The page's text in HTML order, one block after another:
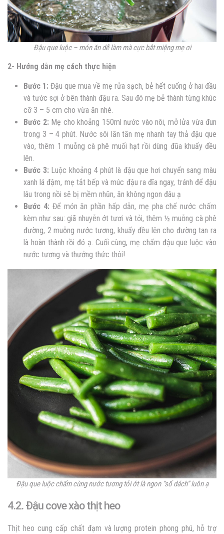
Đậu que luộc – món ăn dễ làm mà cực bắt miệng mẹ ơi
2- Hướng dẫn mẹ cách thực hiện
Bước 1: Đậu que mua về mẹ rửa sạch, bẻ hết cuống ở hai đầu
và tước sợi ở bên thành đậu ra. Sau đó mẹ bẻ thành từng khúc
cỡ 3 – 5 cm cho vừa ăn nhé.
Bước 2: Mẹ cho khoảng 150ml nước vào nôi, mở lửa vừa đun
trong 3 – 4 phút. Nước sôi lăn tăn mẹ nhanh tay thả đậu que
vào, thêm 1 muỗng cà phê muối hạt rồi dùng đũa khuấy đều
lên.
Bước 3: Luộc khoảng 4 phút là đậu que hơi chuyển sang màu
xanh lá đậm, mẹ tắt bếp và múc đậu ra đĩa ngay, tránh để đậu
lâu trong nồi sẽ bị mềm nhũn, ăn không ngon đâu ạ
Bước 4: Để món ăn phần hấp dẫn, mẹ pha chế nước chấm
kèm như sau: giã nhuyễn ớt tươi và tỏi, thêm ½ muỗng cà phê
đường, 2 muỗng nước tương, khuấy đều lên cho đường tan ra
là hoàn thành rồi đó ạ. Cuối cùng, mẹ chấm đậu que luộc vào
nước tương và thưởng thức thôi!
Đậu que luộc chấm cùng nước tương tỏi ớt là ngon “số dách” luôn ạ
4.2. Đậu cove xào thịt heo
Thịt heo cung cấp chất đạm và lượng protein phong phú, hỗ trợ